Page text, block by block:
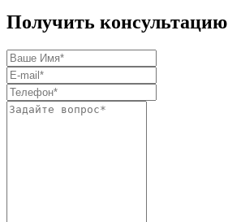
Получить консультацию